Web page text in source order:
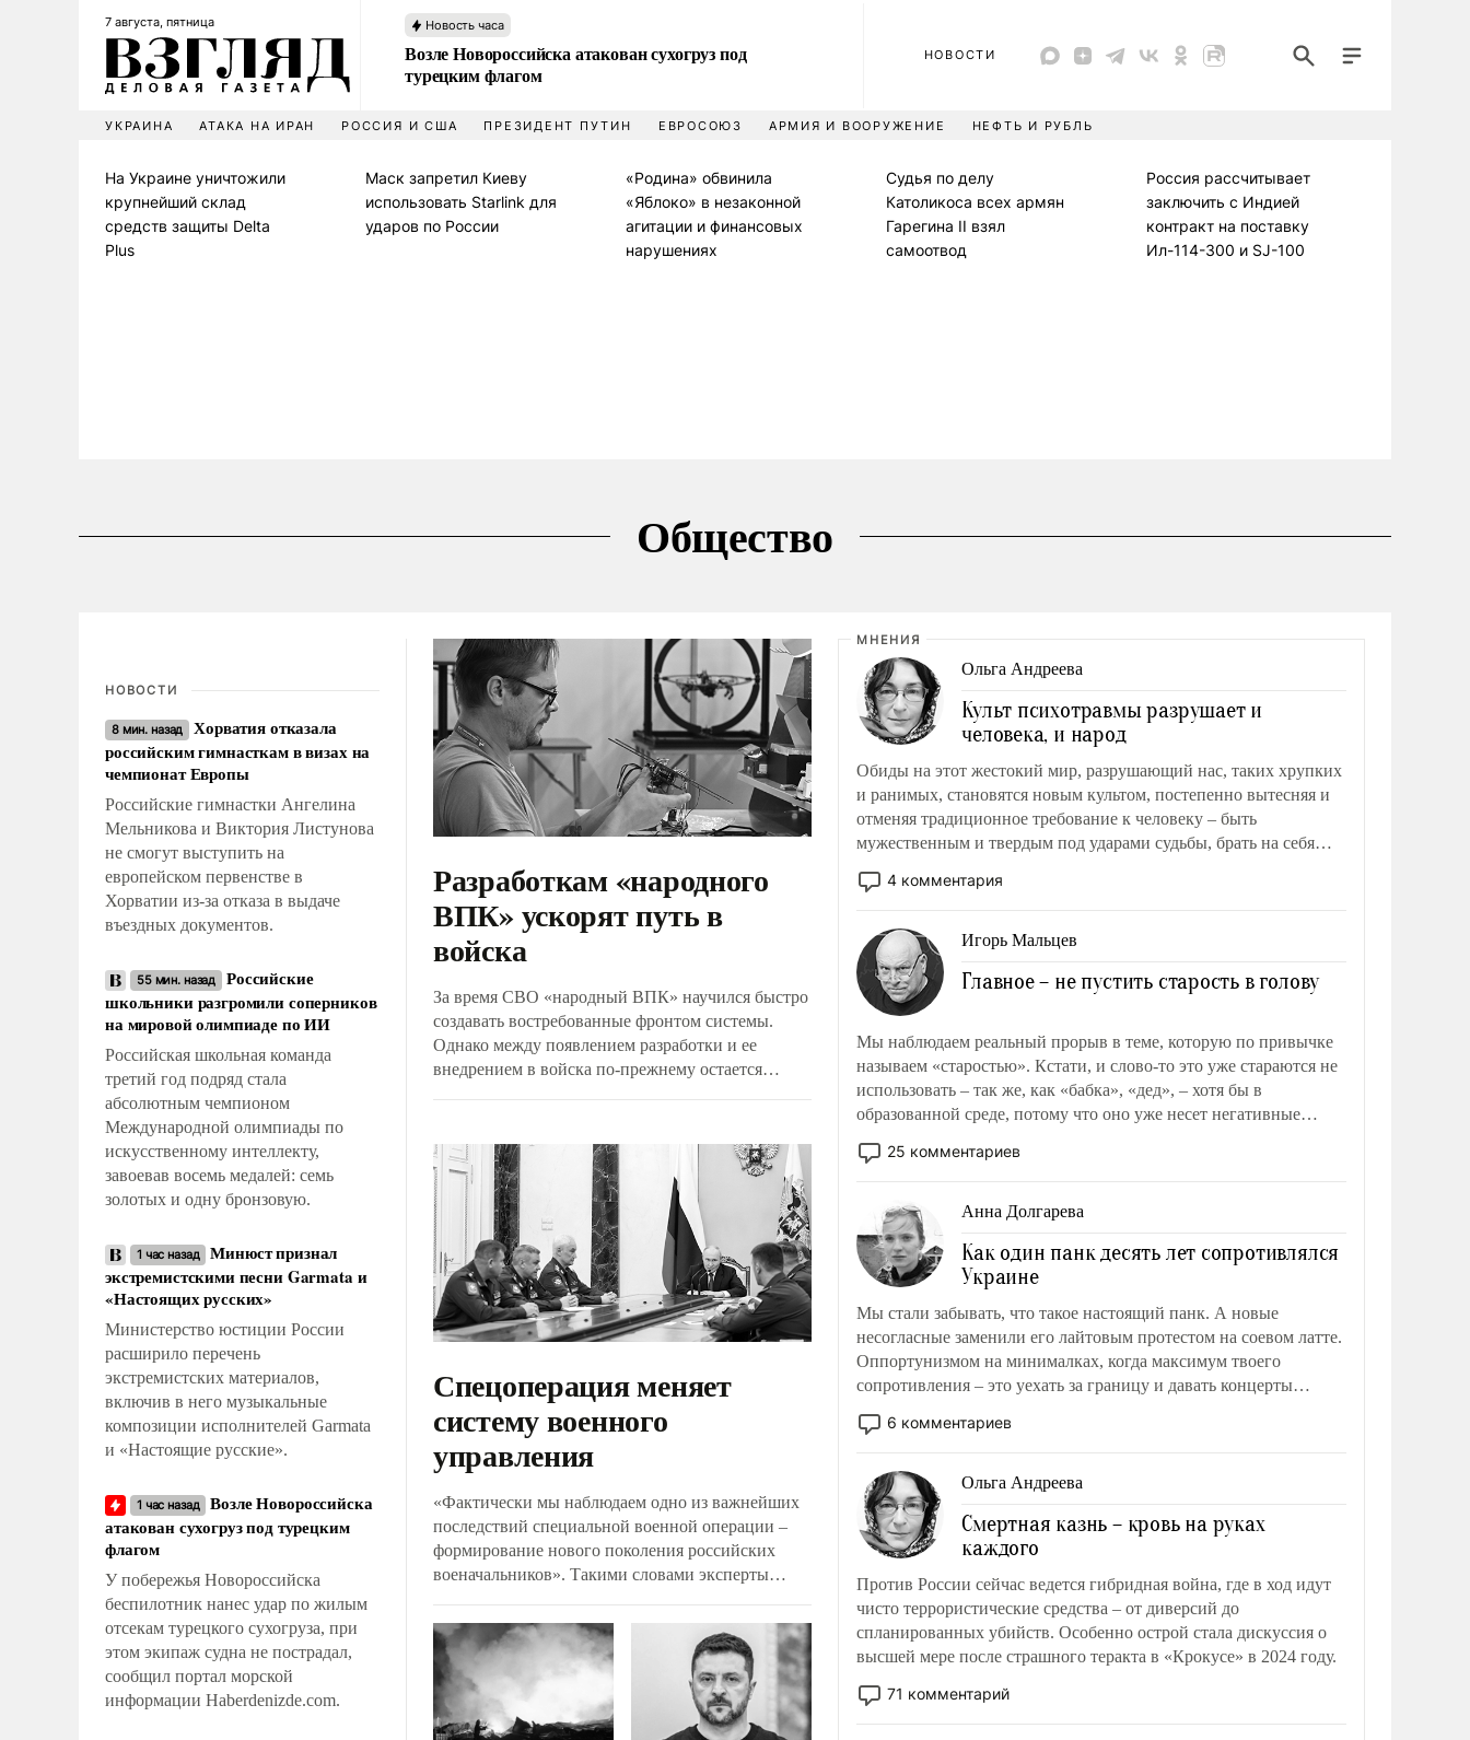
7 августа, пятница Новость часа
Возле Новороссийска атакован сухогруз под
турецким флагом
НОВОСТИ
УКРАИНА АТАКА НА ИРАН РОССИЯ И США ПРЕЗИДЕНТ ПУТИН ЕВРОСОЮЗ АРМИЯ И ВООРУЖЕНИЕ НЕФТЬ И РУБЛЬ
На Украине уничтожили
крупнейший склад
средств защиты Delta
Plus
Маск запретил Киеву
использовать Starlink для
ударов по России
«Родина» обвинила
«Яблоко» в незаконной
агитации и финансовых
нарушениях
Судья по делу
Католикоса всех армян
Гарегина II взял
самоотвод
Россия рассчитывает
заключить с Индией
контракт на поставку
Ил-114-300 и SJ-100
Общество
НОВОСТИ
8 мин. назад
Хорватия отказала
российским гимнасткам в визах на
чемпионат Европы
Российские гимнастки Ангелина
Мельникова и Виктория Листунова
не смогут выступить на
европейском первенстве в
Хорватии из-за отказа в выдаче
въездных документов.
55 мин. назад
Российские
школьники разгромили соперников
на мировой олимпиаде по ИИ
Российская школьная команда
третий год подряд стала
абсолютным чемпионом
Международной олимпиады по
искусственному интеллекту,
завоевав восемь медалей: семь
золотых и одну бронзовую.
1 час назад
Минюст признал
экстремистскими песни Garmata и
«Настоящих русских»
Министерство юстиции России
расширило перечень
экстремистских материалов,
включив в него музыкальные
композиции исполнителей Garmata
и «Настоящие русские».
1 час назад
Возле Новороссийска
атакован сухогруз под турецким
флагом
У побережья Новороссийска
беспилотник нанес удар по жилым
отсекам турецкого сухогруза, при
этом экипаж судна не пострадал,
сообщил портал морской
информации Haberdenizde.com.
Разработкам «народного
ВПК» ускорят путь в
войска
За время СВО «народный ВПК» научился быстро
создавать востребованные фронтом системы.
Однако между появлением разработки и ее
внедрением в войска по-прежнему остается
таких производителей. Эксперты считают, что эта
инициатива поможет отбирать наиболее
перспективные и нужные военным решения,
запускать их серийное производство и включать
успешные проекты в систему снабжения армии.
Спецоперация меняет
систему военного
управления
«Фактически мы наблюдаем одно из важнейших
последствий специальной военной операции –
формирование нового поколения российских
военачальников». Такими словами эксперты
кадровые решения, принятые в руководстве
Минобороны. Что именно и зачем изменилось в
Вооруженных силах?
МНЕНИЯ
Ольга Андреева
Культ психотравмы разрушает и
человека, и народ
Обиды на этот жестокий мир, разрушающий нас, таких хрупких
и ранимых, становятся новым культом, постепенно вытесняя и
отменяя традиционное требование к человеку – быть
мужественным и твердым под ударами судьбы, брать на себя
адаптироваться.
4 комментария
Игорь Мальцев
Главное – не пустить старость в голову
Мы наблюдаем реальный прорыв в теме, которую по привычке
называем «старостью». Кстати, и слово-то это уже стараются не
использовать – так же, как «бабка», «дед», – хотя бы в
образованной среде, потому что оно уже несет негативные
25 комментариев
Анна Долгарева
Как один панк десять лет сопротивлялся
Украине
Мы стали забывать, что такое настоящий панк. А новые
несогласные заменили его лайтовым протестом на соевом латте.
Оппортунизмом на минималках, когда максимум твоего
сопротивления – это уехать за границу и давать концерты
6 комментариев
Ольга Андреева
Смертная казнь – кровь на руках
каждого
Против России сейчас ведется гибридная война, где в ход идут
чисто террористические средства – от диверсий до
спланированных убийств. Особенно острой стала дискуссия о
высшей мере после страшного теракта в «Крокусе» в 2024 году.
71 комментарий